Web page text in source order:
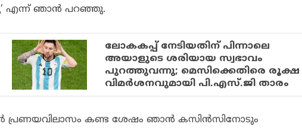
എന്ന് ഞാന്‍ പറഞ്ഞു.
ലോകകപ്പ് നേടിയതിന് പിന്നാലെ
അയാളുടെ ശരിയായ സ്വഭാവം
പുറത്തുവന്നു; മെസിക്കെതിരെ രൂക്ഷ
വിമര്‍ശനവുമായി പി.എസ്.ജി താരം
പ്രണയവിലാസം കണ്ട ശേഷം ഞാന്‍ കസിന്‍സിനോടും